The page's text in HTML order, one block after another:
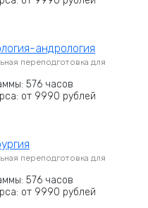
андрология
переподготовка для
576 часов
от 9990 рублей
переподготовка для
576 часов
от 9990 рублей